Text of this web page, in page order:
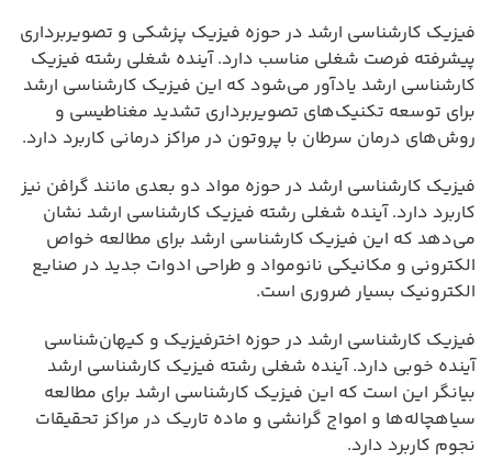
فیزیک کارشناسی ارشد در حوزه فیزیک پزشکی و تصویربرداری
پیشرفته فرصت شغلی مناسب دارد. آینده شغلی رشته فیزیک
کارشناسی ارشد یادآور می‌شود که این فیزیک کارشناسی ارشد
برای توسعه تکنیک‌های تصویربرداری تشدید مغناطیسی و
روش‌های درمان سرطان با پروتون در مراکز درمانی کاربرد دارد.
فیزیک کارشناسی ارشد در حوزه مواد دو بعدی مانند گرافن نیز
کاربرد دارد. آینده شغلی رشته فیزیک کارشناسی ارشد نشان
می‌دهد که این فیزیک کارشناسی ارشد برای مطالعه خواص
الکترونی و مکانیکی نانومواد و طراحی ادوات جدید در صنایع
الکترونیک بسیار ضروری است.
فیزیک کارشناسی ارشد در حوزه اخترفیزیک و کیهان‌شناسی
آینده خوبی دارد. آینده شغلی رشته فیزیک کارشناسی ارشد
بیانگر این است که این فیزیک کارشناسی ارشد برای مطالعه
سیاهچاله‌ها و امواج گرانشی و ماده تاریک در مراکز تحقیقات
نجوم کاربرد دارد.